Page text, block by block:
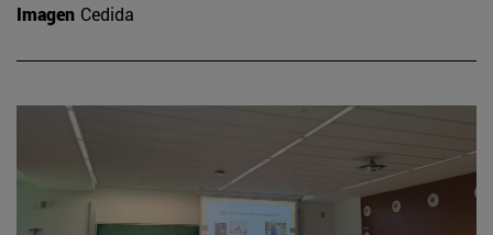
Imagen Cedida